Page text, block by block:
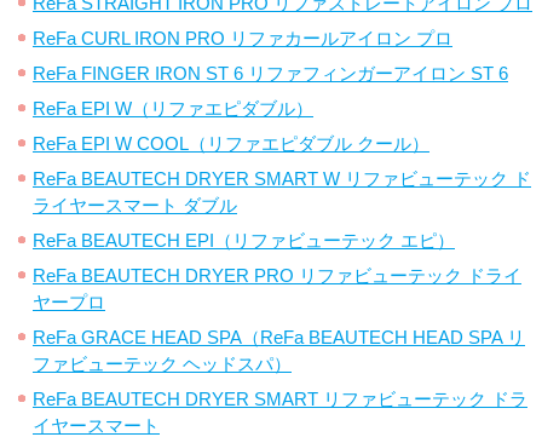
ReFa CURL IRON PRO リファカールアイロン プロ
ReFa FINGER IRON ST 6 リファフィンガーアイロン ST 6
ReFa EPI W（リファエピダブル）
ReFa EPI W COOL（リファエピダブル クール）
ReFa BEAUTECH DRYER SMART W リファビューテック ド
ライヤースマート ダブル
ReFa BEAUTECH EPI（リファビューテック エピ）
ReFa BEAUTECH DRYER PRO リファビューテック ドライ
ヤープロ
ReFa GRACE HEAD SPA（ReFa BEAUTECH HEAD SPA リ
ファビューテック ヘッドスパ）
ReFa BEAUTECH DRYER SMART リファビューテック ドラ
イヤースマート